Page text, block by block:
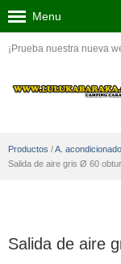
¡Prueba nuestra nueva
Menu
Productos /A.
Salida de aire gris Ø 60
Salida de aire